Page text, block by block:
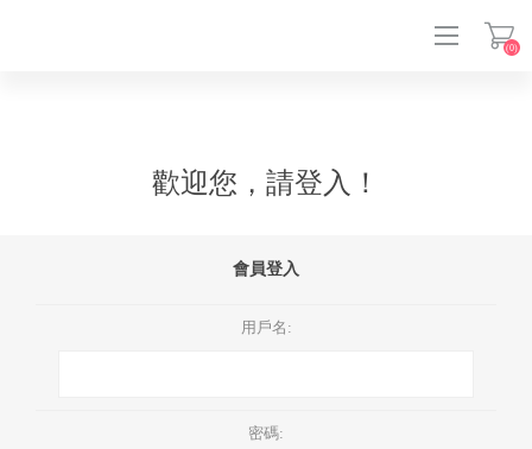
(0)
歡迎您，請登入！
會員登入
用戶名:
密碼: